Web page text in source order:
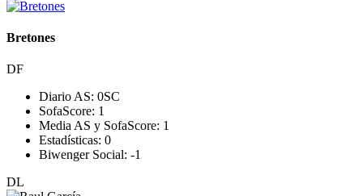
Bretones
DF
Diario AS: 0SC
SofaScore: 1
Media AS y SofaScore: 1
Estadísticas: 0
Biwenger Social: -1
DL